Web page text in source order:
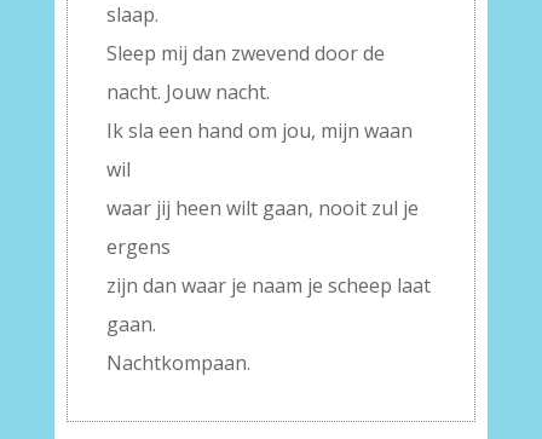
slaap.
Sleep mij dan zwevend door de
nacht. Jouw nacht.
Ik sla een hand om jou, mijn waan
wil
waar jij heen wilt gaan, nooit zul je
ergens
zijn dan waar je naam je scheep laat
gaan.
Nachtkompaan.